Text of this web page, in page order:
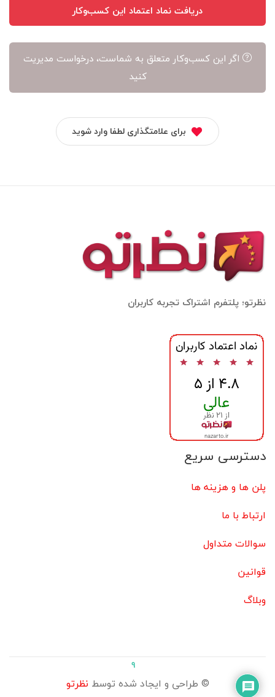
دریافت نماد اعتماد این کسب‌وکار
اگر این کسب‌وکار متعلق به شماست، درخواست مدیریت
کنید
برای علامتگذاری لطفا وارد شوید
نظرتو؛ پلتفرم اشتراک تجربه کاربران
دسترسی سریع
پلن ها و هزینه ها
ارتباط با ما
سوالات متداول
قوانین
وبلاگ
© طراحی و ایجاد شده توسط نظرتو
9